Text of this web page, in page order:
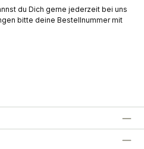
du Dich gerne jederzeit bei uns
bitte deine Bestellnummer mit